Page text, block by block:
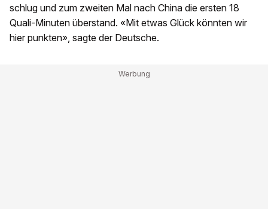
schlug und zum zweiten Mal nach China die ersten 18
Quali-Minuten überstand. «Mit etwas Glück könnten wir
hier punkten», sagte der Deutsche.